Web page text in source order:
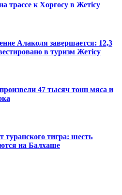
трассе к Хоргосу в Жетісу
Алаколя завершается: 12,3
в туризм Жетісу
47 тысяч тонн мяса и
туранского тигра: шесть
на Балхаше